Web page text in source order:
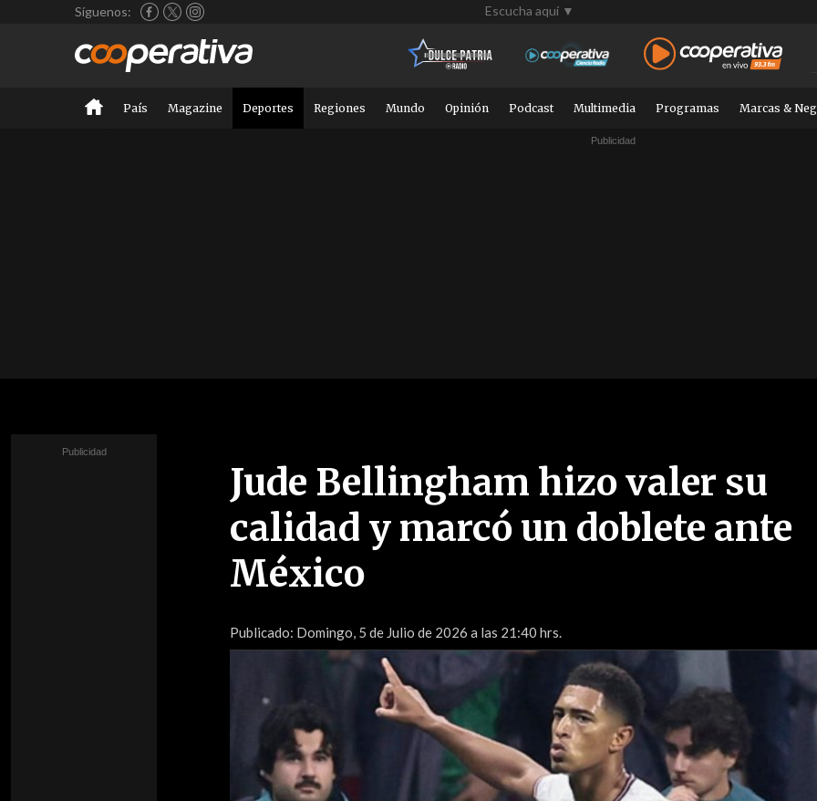
Síguenos: Escucha aquí ▼
País Magazine Deportes Regiones Mundo Opinión Podcast Multimedia Programas Marcas &
Jude Bellingham hizo valer su
calidad y marcó un doblete ante
México
Publicado: Domingo, 5 de Julio de 2026 a las 21:40 hrs.